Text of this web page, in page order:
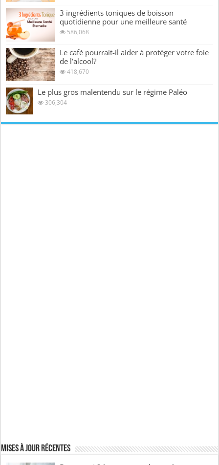
3 ingrédients toniques de boisson
quotidienne pour une meilleure santé
586,068
Le café pourrait-il aider à protéger votre foie
de l’alcool?
418,670
Le plus gros malentendu sur le régime Paléo
306,304
Mises à jour récentes